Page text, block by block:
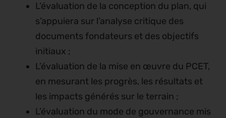
L’évaluation de la conception du plan, qui
s’appuiera sur l’analyse critique des
documents fondateurs et des objectifs
initiaux ;
L’évaluation de la mise en œuvre du PCET,
en mesurant les progrès, les résultats et
les impacts générés sur le terrain ;
L’évaluation du mode de gouvernance mis